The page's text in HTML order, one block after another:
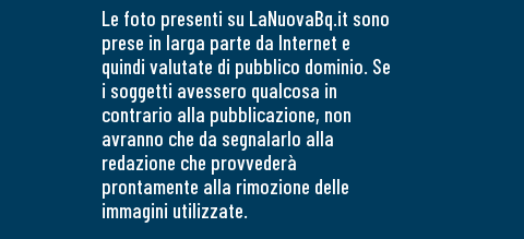
Le foto presenti su LaNuovaBq.it sono
prese in larga parte da Internet e
quindi valutate di pubblico dominio. Se
i soggetti avessero qualcosa in
contrario alla pubblicazione, non
avranno che da segnalarlo alla
redazione che provvederà
prontamente alla rimozione delle
immagini utilizzate.